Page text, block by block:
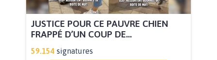
JUSTICE POUR CE PAUVRE CHIEN
FRAPPÉ D’UN COUP DE...
59.154 signatures